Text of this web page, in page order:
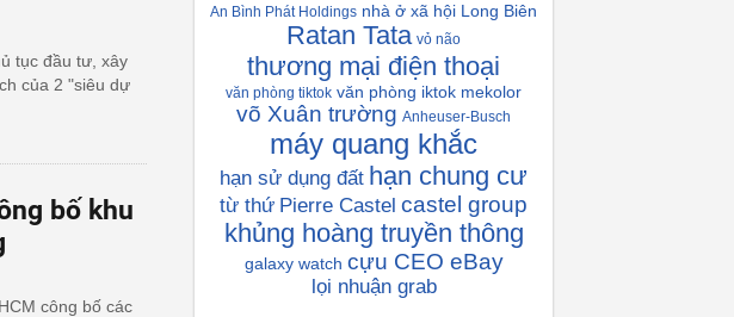
tục đầu tư, xây
của 2 "siêu dự
bố khu
công bố các
An Bình Phát Holdings nhà ở xã hội Long Biên
Ratan Tata vỏ não
thương mại điện thoại
văn phòng tiktok văn phòng iktok mekolor
võ Xuân trường Anheuser-Busch
máy quang khắc
hạn sử dụng đất hạn chung cư
từ thứ Pierre Castel castel group
khủng hoàng truyền thông
galaxy watch cựu CEO eBay
lọi nhuận grab